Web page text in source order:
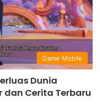
Game Mobile
Dunia
Cerita Terbaru